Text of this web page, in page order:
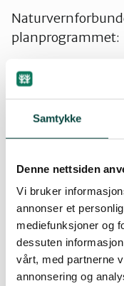
Samtykke
Denne nettsiden
Vi bruker
annonser et
mediefunksjoner og
dessuten
vårt, med partnerne
annonsering og
planprogrammet:
– Strandsona
Grøntområder
både for folk og
– Kan en slik plan
oversikt over
innløst og
– Tilkomst til
planen.